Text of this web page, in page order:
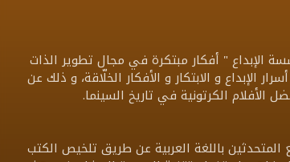
الإبداع " أفكار مبتكرة في مجال تطوير الذات
الإبداع و الابتكار و الأفكار الخلّاقة، و ذلك عن
الكرتونية في تاريخ السينما.
باللغة العربية عن طريق تلخيص الكتب